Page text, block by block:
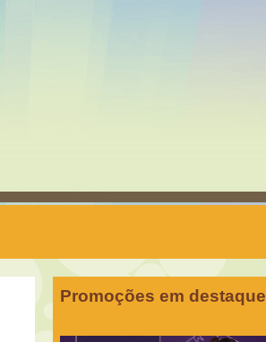
Promoções em destaque